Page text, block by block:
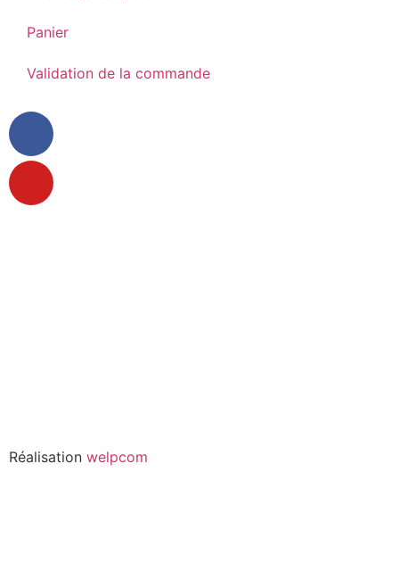
Panier
Validation de la commande
Réalisation welpcom